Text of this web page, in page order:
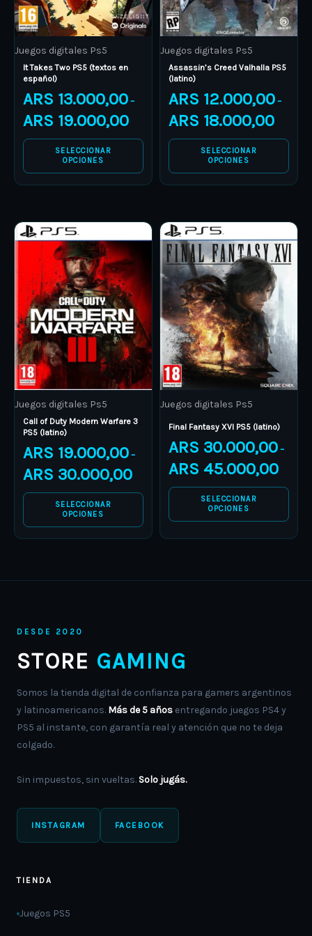
Juegos digitales Ps5
It Takes Two PS5 (textos en
español)
ARS 13.000,00 –
ARS 19.000,00
SELECCIONAR
OPCIONES
may
be
chosen
on
the
product
Juegos digitales Ps5
Assassin’s Creed Valhalla PS5
(latino)
ARS 12.000,00 –
ARS 18.000,00
SELECCIONAR
OPCIONES
may
be
chosen
on
the
product
Juegos digitales Ps5
Call of Duty Modern Warfare 3
PS5 (latino)
ARS 19.000,00 –
ARS 30.000,00
Price
range:
ARS 19.000,00
through
ARS 30.000,00
SELECCIONAR
OPCIONES
This
product
has
multiple
variants.
The
options
may
be
chosen
on
the
product
Juegos digitales Ps5
Final Fantasy XVI PS5 (latino)
ARS 30.000,00 –
ARS 45.000,00
Price
range:
ARS
through
SELECCIONAR
OPCIONES
This
product
has
multiple
variants.
The
options
may
be
chosen
on
the
product
page
DESDE 2020
STORE GAMING
Somos la tienda digital de confianza para gamers argentinos
y latinoamericanos. Más de 5 años entregando juegos PS4 y
PS5 al instante, con garantía real y atención que no te deja
colgado.
Sin impuestos, sin vueltas. Solo jugás.
INSTAGRAM FACEBOOK
TIENDA
Juegos PS5